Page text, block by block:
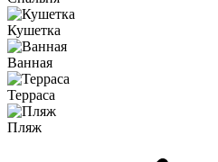
Кушетка
Ванная
Терраса
Пляж